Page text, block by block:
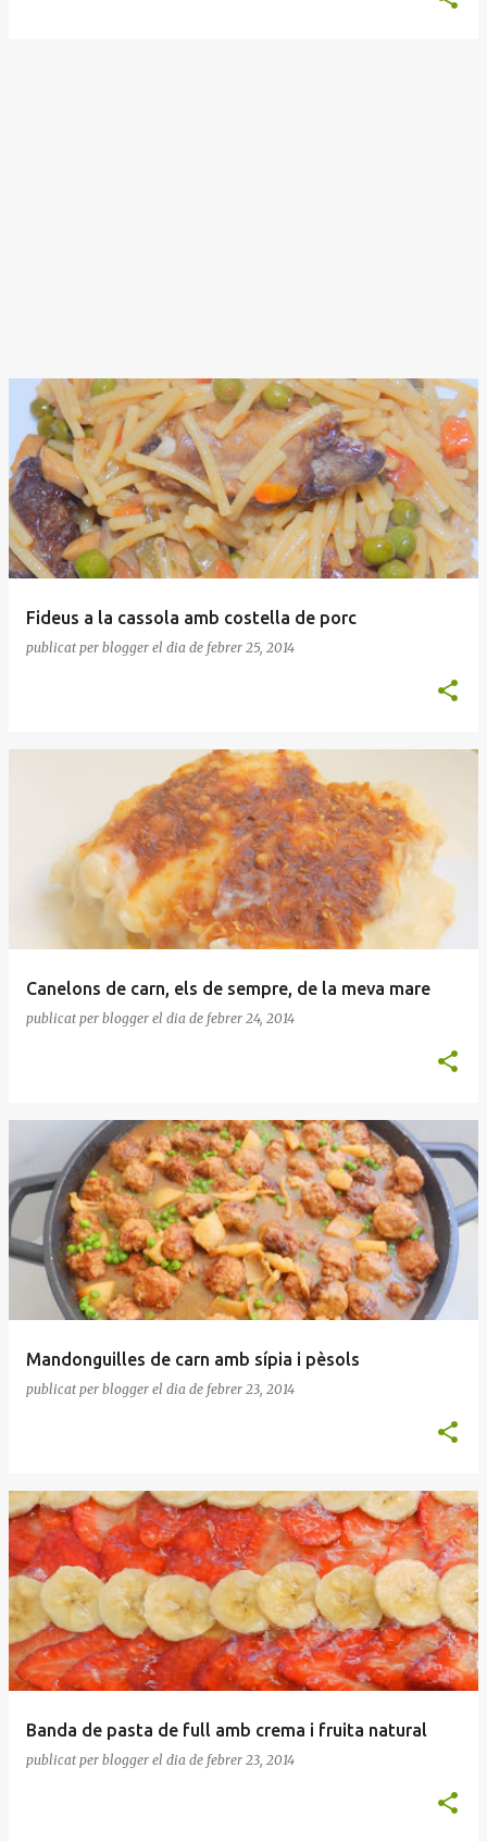
Fideus a la cassola amb costella de porc
publicat per blogger el dia de febrer 25, 2014
Canelons de carn, els de sempre, de la meva mare
publicat per blogger el dia de febrer 24, 2014
Mandonguilles de carn amb sípia i pèsols
publicat per blogger el dia de febrer 23, 2014
Banda de pasta de full amb crema i fruita natural
publicat per blogger el dia de febrer 23, 2014